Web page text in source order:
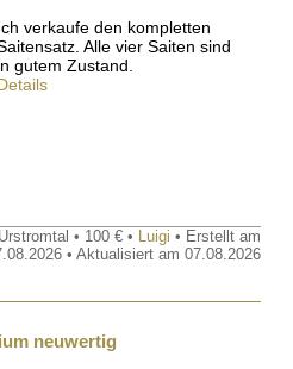
verkaufe den kompletten
Alle vier Saiten sind
gutem Zustand.
• 100 € • Luigi • Erstellt am
• Aktualisiert am 07.08.2026
neuwertig